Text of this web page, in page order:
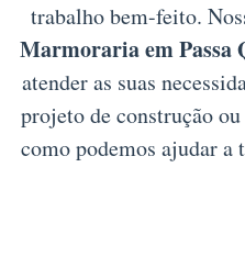
trabalho bem-feito.
Marmoraria em Passa
atender as suas
projeto de construção
como podemos ajudar a